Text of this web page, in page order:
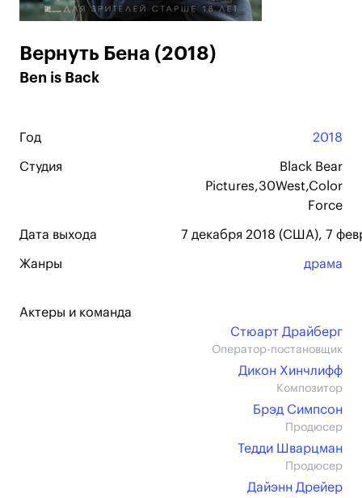
Вернуть Бена (2018)
Ben is Back
Год 2018
Студия
Black Bear
Pictures,30West,Color
Force
Дата выхода 7 декабря 2018 (США), 7
Жанры драма
Актеры и команда
Стюарт Драйберг
Оператор-постановщик
Дикон Хинчлифф
Композитор
Брэд Симпсон
Продюсер
Тедди Шварцман
Продюсер
Дайэнн Дрейер